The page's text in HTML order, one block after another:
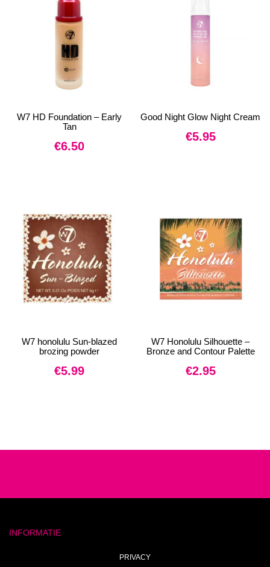
W7 HD Foundation – Early
Tan
€6.50
Good Night Glow Night Cream
€5.95
W7 honolulu Sun-blazed
brozing powder
€5.99
W7 Honolulu Silhouette –
Bronze and Contour Palette
€2.95
INFORMATIE
PRIVACY